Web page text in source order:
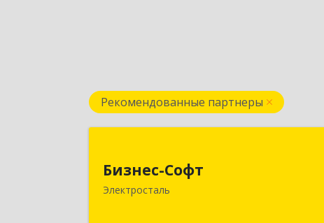
Рекомендованные партнеры
Бизнес-Софт
Электросталь
144000, Московская обл,
Электросталь г, Карла Маркса ул, дом